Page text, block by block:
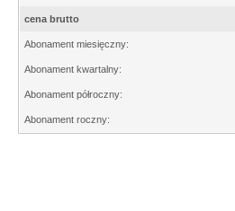
cena brutto
Abonament miesięczny:
Abonament kwartalny:
Abonament półroczny:
Abonament roczny: